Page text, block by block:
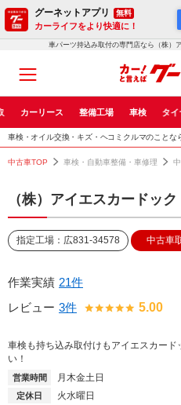
グーネットアプリ 無料
カーライフをより快適に！
車パーツ持込み取付の専門店なら（株）
カーリース 整備工場 車検 タイ
車検・オイル交換・キズ・ヘコミクルマのことな
中古車TOP 車検・自動車整備・車修理
（株）アイエスカードック
指定工場：広831-34578 中古車
作業実績 21件
レビュー 3件 5.00
車検も持ち込み取付けもアイエスカー
い！
営業時間 月木金土日
定休日
火水曜日